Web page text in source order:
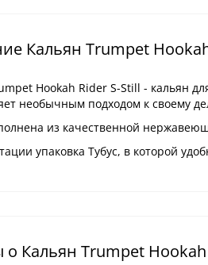
Кальян Trumpet
Hookah Rider S-Still - кальян
необычным подходом к своему
из качественной
упаковка Тубус, в которой
Кальян Trumpet Hookah